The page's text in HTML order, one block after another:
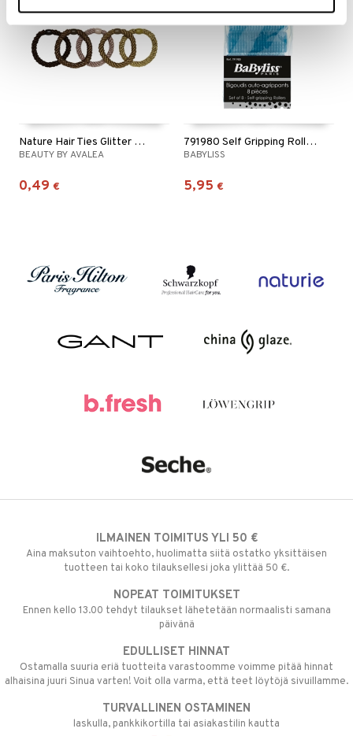
Nature Hair Ties Glitter With Pearl
BEAUTY BY AVALEA
0,49 €
791980 Self Gripping Rollers
BABYLISS
5,95 €
ILMAINEN TOIMITUS YLI 50 €
Aina maksuton vaihtoehto, huolimatta siitä ostatko yksittäisen
tuotteen tai koko tilauksellesi joka ylittää 50 €.
NOPEAT TOIMITUKSET
Ennen kello 13.00 tehdyt tilaukset lähetetään normaalisti samana
päivänä
EDULLISET HINNAT
Ostamalla suuria eriä tuotteita varastoomme voimme pitää hinnat
alhaisina juuri Sinua varten! Voit olla varma, että teet löytöjä sivuillamme.
TURVALLINEN OSTAMINEN
laskulla, pankkikortilla tai asiakastilin kautta